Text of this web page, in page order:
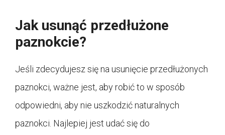
Jak usunąć przedłużone
paznokcie?
Jeśli zdecydujesz się na usunięcie przedłużonych
paznokci, ważne jest, aby robić to w sposób
odpowiedni, aby nie uszkodzić naturalnych
paznokci. Najlepiej jest udać się do